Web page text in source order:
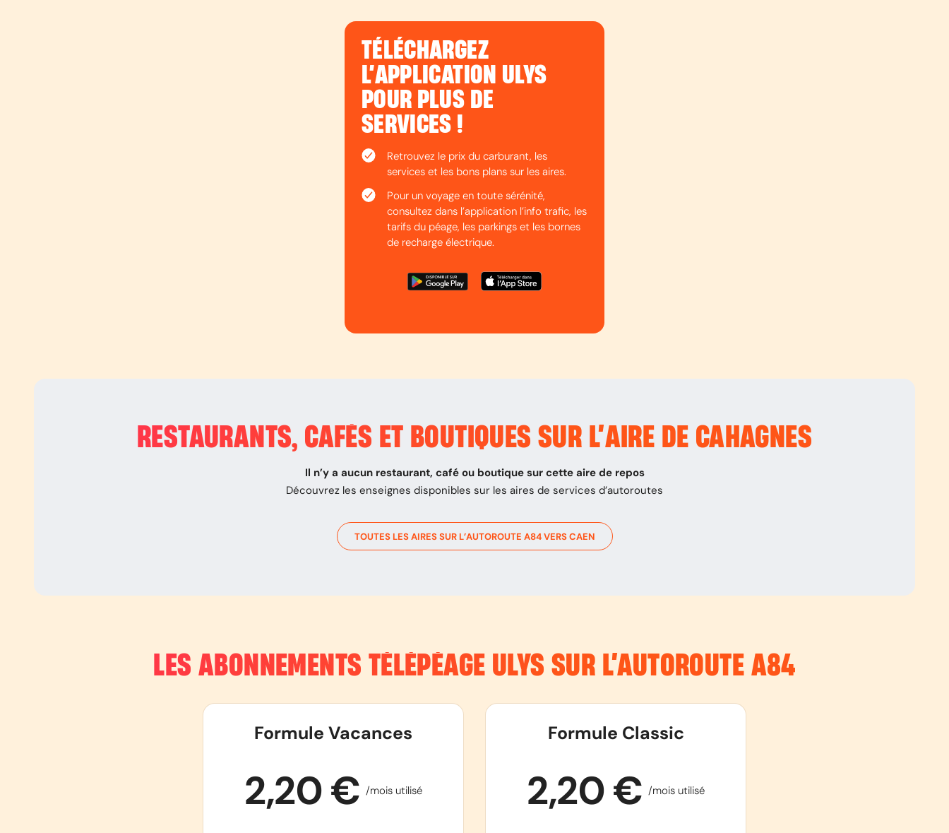
TÉLÉCHARGEZ
L’APPLICATION ULYS
POUR PLUS DE
SERVICES !
Retrouvez le prix du carburant, les
services et les bons plans sur les aires.
Pour un voyage en toute sérénité,
consultez dans l’application l’info trafic, les
tarifs du péage, les parkings et les bornes
de recharge électrique.
RESTAURANTS, CAFÉS ET BOUTIQUES SUR L’AIRE DE CAHAGNES
Il n’y a aucun restaurant, café ou boutique sur cette aire de repos
Découvrez les enseignes disponibles sur les aires de services d’autoroutes
TOUTES LES AIRES SUR L’AUTOROUTE A84VERS CAEN
LES ABONNEMENTS TÉLÉPÉAGE ULYS SUR L’AUTOROUTE A84
Formule Vacances
2,20 € /mois utilisé
Formule Classic
2,20 € /mois utilisé